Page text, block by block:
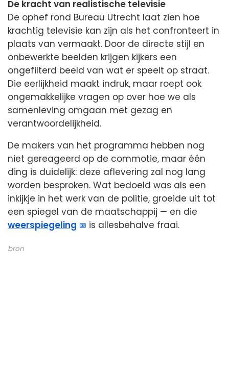
De kracht van realistische televisie
De ophef rond Bureau Utrecht laat zien hoe
krachtig televisie kan zijn als het confronteert in
plaats van vermaakt. Door de directe stijl en
onbewerkte beelden krijgen kijkers een
ongefilterd beeld van wat er speelt op straat.
Die eerlijkheid maakt indruk, maar roept ook
ongemakkelijke vragen op over hoe we als
samenleving omgaan met gezag en
verantwoordelijkheid.
De makers van het programma hebben nog
niet gereageerd op de commotie, maar één
ding is duidelijk: deze aflevering zal nog lang
worden besproken. Wat bedoeld was als een
inkijkje in het werk van de politie, groeide uit tot
een spiegel van de maatschappij — en die
weerspiegeling
is allesbehalve fraai.
bron